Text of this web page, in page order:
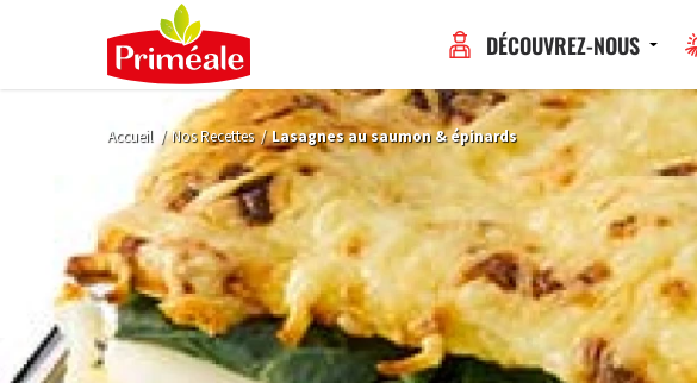
DÉCOUVREZ-NOUS
Accueil / Nos Recettes / Lasagnes au saumon & épinards